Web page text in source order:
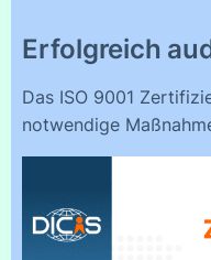
Erfolgreich
Das ISO 9001
notwendige